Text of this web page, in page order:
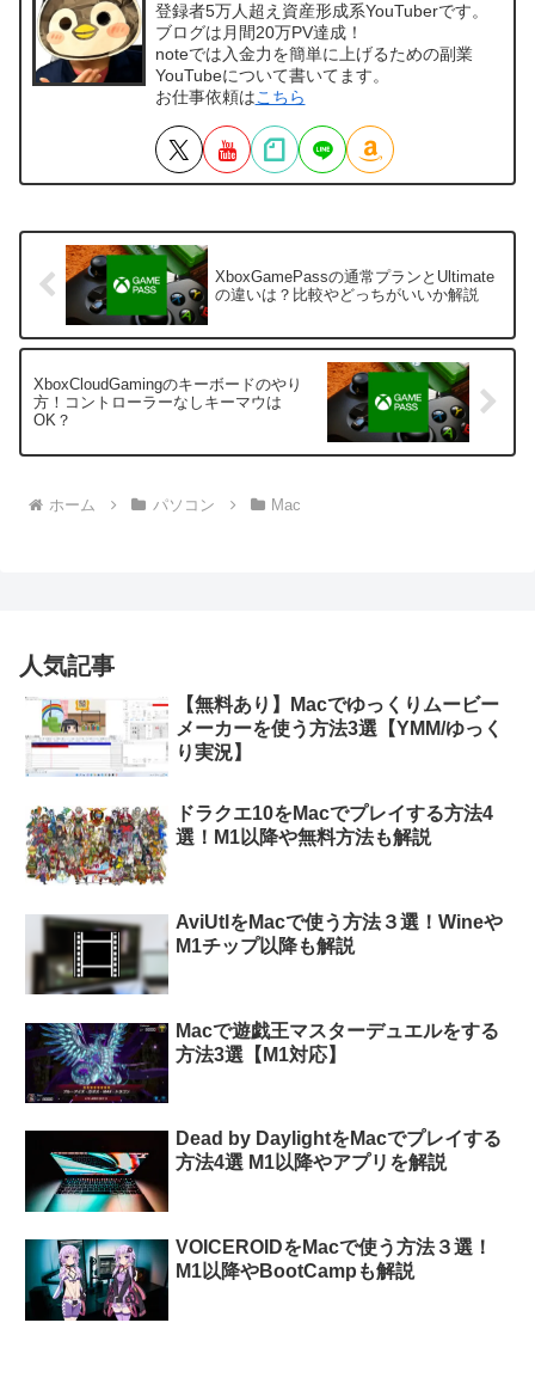
登録者5万人超え資産形成系YouTuberです。
ブログは月間20万PV達成！
noteでは入金力を簡単に上げるための副業
YouTubeについて書いてます。
お仕事依頼はこちら
XboxGamePassの通常プランとUltimate
の違いは？比較やどっちがいいか解説
XboxCloudGamingのキーボードのやり
方！コントローラーなしキーマウは
OK？
ホーム パソコン Mac
人気記事
【無料あり】Macでゆっくりムービー
メーカーを使う方法3選【YMM/ゆっく
り実況】
ドラクエ10をMacでプレイする方法4
選！M1以降や無料方法も解説
AviUtlをMacで使う方法３選！Wineや
M1チップ以降も解説
Macで遊戯王マスターデュエルをする
方法3選【M1対応】
Dead by DaylightをMacでプレイする
方法4選 M1以降やアプリを解説
VOICEROIDをMacで使う方法３選！
M1以降やBootCampも解説